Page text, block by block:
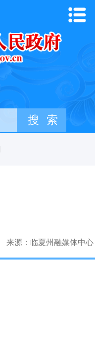
来源：临夏州融媒体中心